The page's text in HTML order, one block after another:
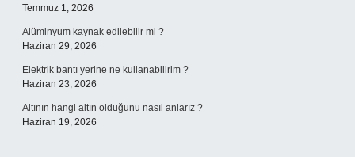
Temmuz 1, 2026
Alüminyum kaynak edilebilir mi ?
Haziran 29, 2026
Elektrik bantı yerine ne kullanabilirim ?
Haziran 23, 2026
Altının hangi altın olduğunu nasıl anlarız ?
Haziran 19, 2026